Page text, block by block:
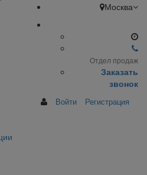
Москва
Отдел продаж
Заказать
звонок
Войти Регистрация